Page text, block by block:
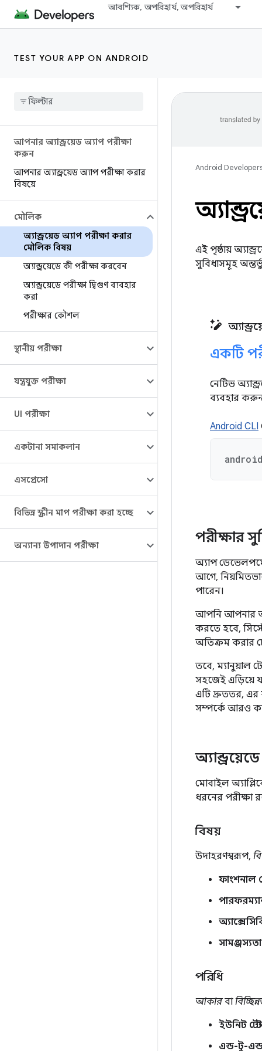
আবশ্যিক, অপরিহার্য, অপরিহার্য
TEST YOUR APP ON ANDROID
আপনার অ্যান্ড্রয়েড অ্যাপ পরীক্ষা
করুন
আপনার অ্যান্ড্রয়েড অ্যাপ পরীক্ষা করার
বিষয়ে
মৌলিক
অ্যান্ড্রয়েড অ্যাপ পরীক্ষা করার
মৌলিক বিষয়
অ্যান্ড্রয়েডে কী পরীক্ষা করবেন
অ্যান্ড্রয়েডে পরীক্ষা দ্বিগুণ ব্যবহার
করা
পরীক্ষার কৌশল
স্থানীয় পরীক্ষা
যন্ত্রযুক্ত পরীক্ষা
UI পরীক্ষা
একটানা সমাকলান
এসপ্রেসো
বিভিন্ন স্ক্রীন মাপ পরীক্ষা করা হচ্ছে
অন্যান্য উপাদান পরীক্ষা
Android
এই পৃষ্ঠায়
সুবিধাসমূহ
একটি
নেটিভ
ব্যবহার
Android CLI
পরীক্ষার
অ্যাপ
আগে,
পারেন।
আপনি আপনার
করতে হবে,
অতিক্রম করার
তবে, ম্যানুয়াল
সহজেই এড়িয়ে
এটি দ্রুততর, এর
সম্পর্কে আরও
মোবাইল
ধরনের পরীক্ষা
বিষয়
উদাহরণস্বরূপ,
ফাংশনাল
পরিধি
আকারবা
ইউনিট টেস্ট
এন্ড-টু-